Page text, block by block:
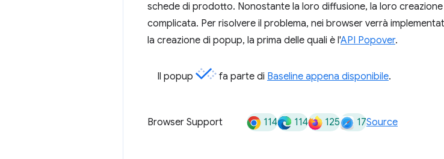
schede di prodotto. Nonostante la loro diffusione, la loro
complicata. Per risolvere il problema, nei browser verrà
la creazione di popup, la prima delle quali è l'API Popover.
Il popup fa parte di Baseline appena disponibile.
Browser Support 114 114 125 17Source